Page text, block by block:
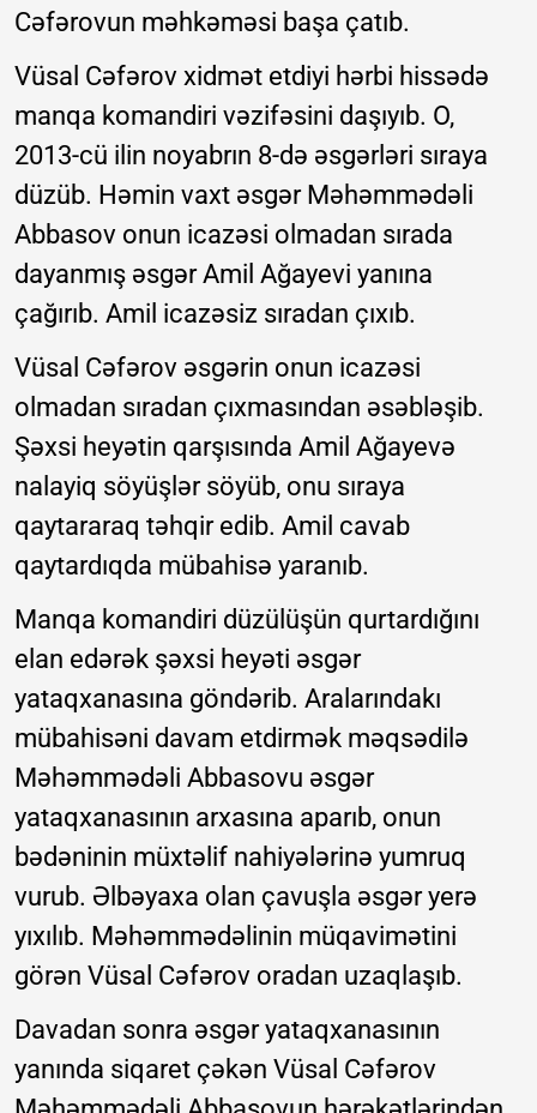
Cəfərovun məhkəməsi başa çatıb.
Vüsal Cəfərov xidmət etdiyi hərbi hissədə
manqa komandiri vəzifəsini daşıyıb. O,
2013-cü ilin noyabrın 8-də əsgərləri sıraya
düzüb. Həmin vaxt əsgər Məhəmmədəli
Abbasov onun icazəsi olmadan sırada
dayanmış əsgər Amil Ağayevi yanına
çağırıb. Amil icazəsiz sıradan çıxıb.
Vüsal Cəfərov əsgərin onun icazəsi
olmadan sıradan çıxmasından əsəbləşib.
Şəxsi heyətin qarşısında Amil Ağayevə
nalayiq söyüşlər söyüb, onu sıraya
qaytararaq təhqir edib. Amil cavab
qaytardıqda mübahisə yaranıb.
Manqa komandiri düzülüşün qurtardığını
elan edərək şəxsi heyəti əsgər
yataqxanasına göndərib. Aralarındakı
mübahisəni davam etdirmək məqsədilə
Məhəmmədəli Abbasovu əsgər
yataqxanasının arxasına aparıb, onun
bədəninin müxtəlif nahiyələrinə yumruq
vurub. Əlbəyaxa olan çavuşla əsgər yerə
yıxılıb. Məhəmmədəlinin müqavimətini
görən Vüsal Cəfərov oradan uzaqlaşıb.
Davadan sonra əsgər yataqxanasının
yanında siqaret çəkən Vüsal Cəfərov